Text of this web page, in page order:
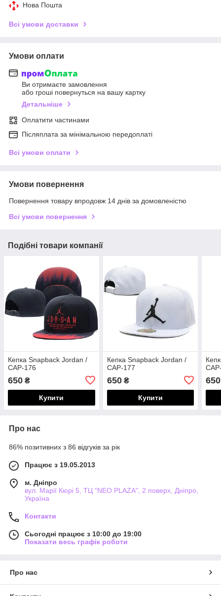
Нова Пошта
Всі умови доставки
Умови оплати
Ви отримаєте замовлення
або гроші повернуться на вашу картку
Детальніше
Оплатити частинами
Післяплата за мінімальною передоплаті
Всі умови оплати
Умови повернення
Повернення товару впродовж 14 днів за домовленістю
Всі умови повернення
Подібні товари компанії
Кепка Snapback Jordan /
CAP-176
650 ₴
Купити
Кепка Snapback Jordan /
CAP-177
650₴
Купити
650
Про нас
86% позитивних з 86 відгуків за рік
Працює з 19.05.2013
м. Дніпро
вул. Марії Кюрі 5, ТЦ "NEO PLAZA", 2 поверх, Дніпро,
Україна
Контакти
Сьогодні працює з 10:00 до 19:00
Показати весь графік роботи
Про нас